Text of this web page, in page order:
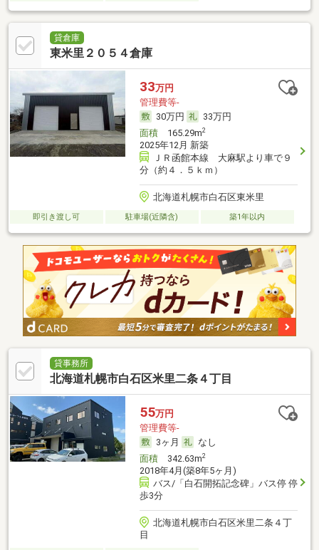
貸倉庫
東米里２０５４倉庫
33万円
管理費等-
30万円
33万円
面積165.29m2
2025年12月 新築
ＪＲ函館本線 大麻駅より車で９
分（約４．５ｋｍ）
北海道札幌市白石区東米里
即引き渡し可 駐車場(近隣含) 築1年以内
貸事務所
北海道札幌市白石区米里二条４丁目
55万円
管理費等-
3ヶ月
なし
面積342.63m2
2018年4月(築8年5ヶ月)
バス/「白石開拓記念碑」バス停 停
歩3分
北海道札幌市白石区米里二条４丁
目